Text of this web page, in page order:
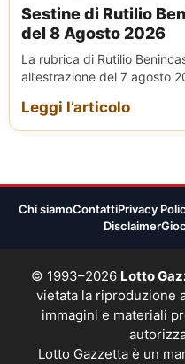
Sestine di Rutilio
del 8 Agosto 2026
La rubrica di Rutilio
all’estrazione del 7 agosto
Leggi l’articolo
Chi siamoContattiPrivacy
Disclaimer
© 1993–2026 Lotto
vietata la riproduzione
immagini e materiali
Lotto Gazzetta è un